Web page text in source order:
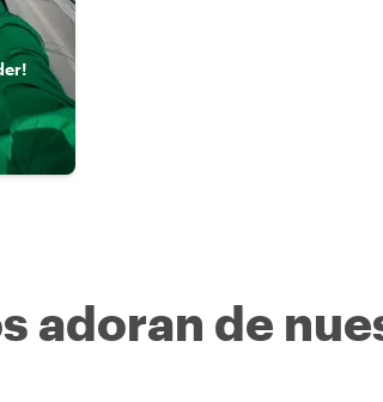
adoran de